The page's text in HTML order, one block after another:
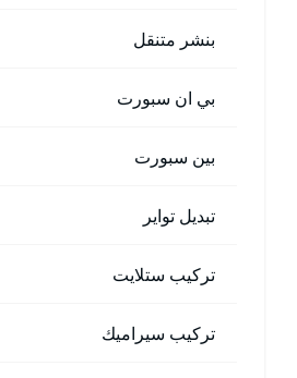
بنشر متنقل
بي ان سبورت
بين سبورت
تبديل تواير
تركيب ستلايت
تركيب سيراميك